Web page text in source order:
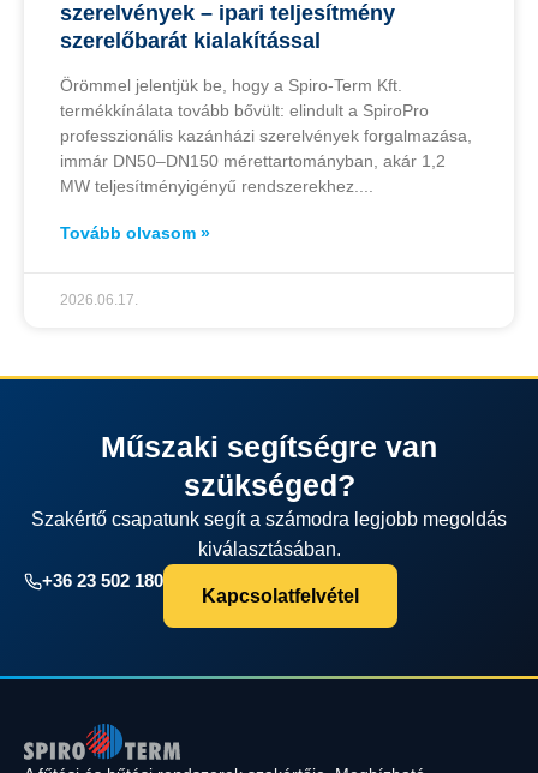
szerelvények – ipari teljesítmény
szerelőbarát kialakítással
Örömmel jelentjük be, hogy a Spiro-Term Kft.
termékkínálata tovább bővült: elindult a SpiroPro
professzionális kazánházi szerelvények forgalmazása,
immár DN50–DN150 mérettartományban, akár 1,2
MW teljesítményigényű rendszerekhez.
Tovább olvasom »
2026.06.17.
Műszaki segítségre van
szükséged?
Szakértő csapatunk segít a számodra legjobb megoldás
kiválasztásában.
+36 23 502 180
Kapcsolatfelvétel